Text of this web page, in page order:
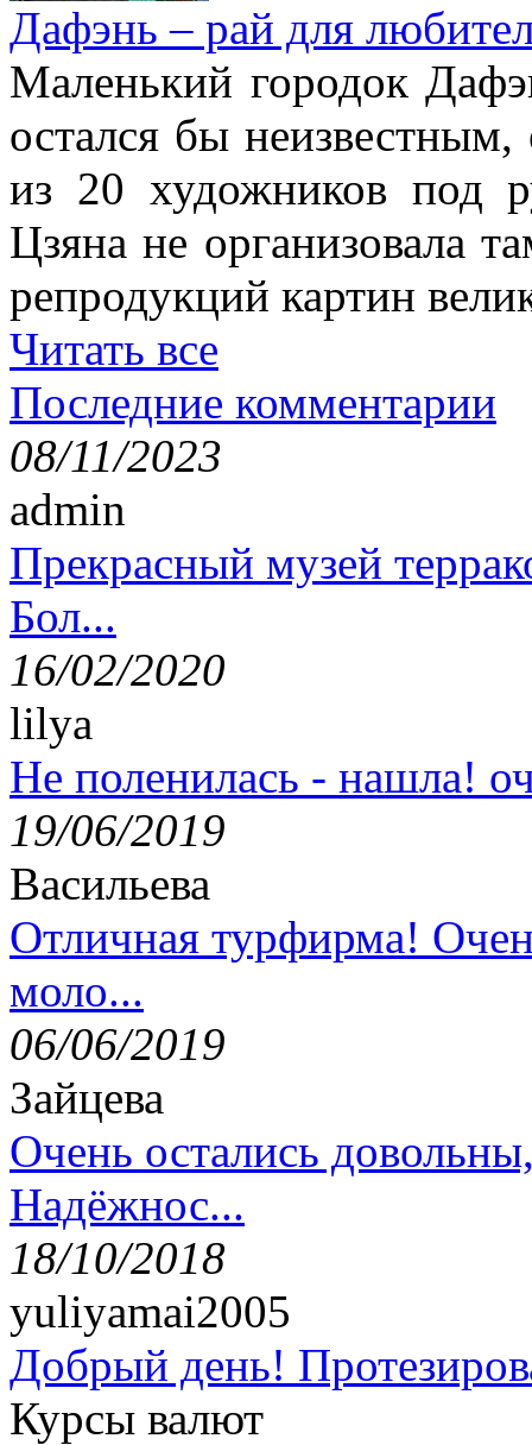
Дафэнь – рай для
Маленький городок
остался бы
из 20 художников под
Цзяна не организовала
репродукций картин
Читать все
Последние комментарии
08/11/2023
admin
Прекрасный музей
Бол...
16/02/2020
lilya
Не поленилась - нашла!
19/06/2019
Васильева
Отличная турфирма!
моло...
06/06/2019
Зайцева
Очень остались
Надёжнос...
18/10/2018
yuliyamai2005
Добрый день!
Курсы валют